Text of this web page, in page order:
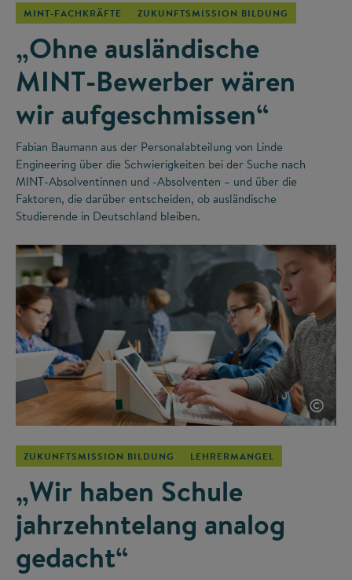
MINT-FACHKRÄFTE ZUKUNFTSMISSION BILDUNG
„Ohne ausländische
MINT-Bewerber wären
wir aufgeschmissen“
Fabian Baumann aus der Personalabteilung von Linde
Engineering über die Schwierigkeiten bei der Suche nach
MINT-Absolventinnen und -Absolventen – und über die
Faktoren, die darüber entscheiden, ob ausländische
Studierende in Deutschland bleiben.
©
ZUKUNFTSMISSION BILDUNG LEHRERMANGEL
„Wir haben Schule
jahrzehntelang analog
gedacht“